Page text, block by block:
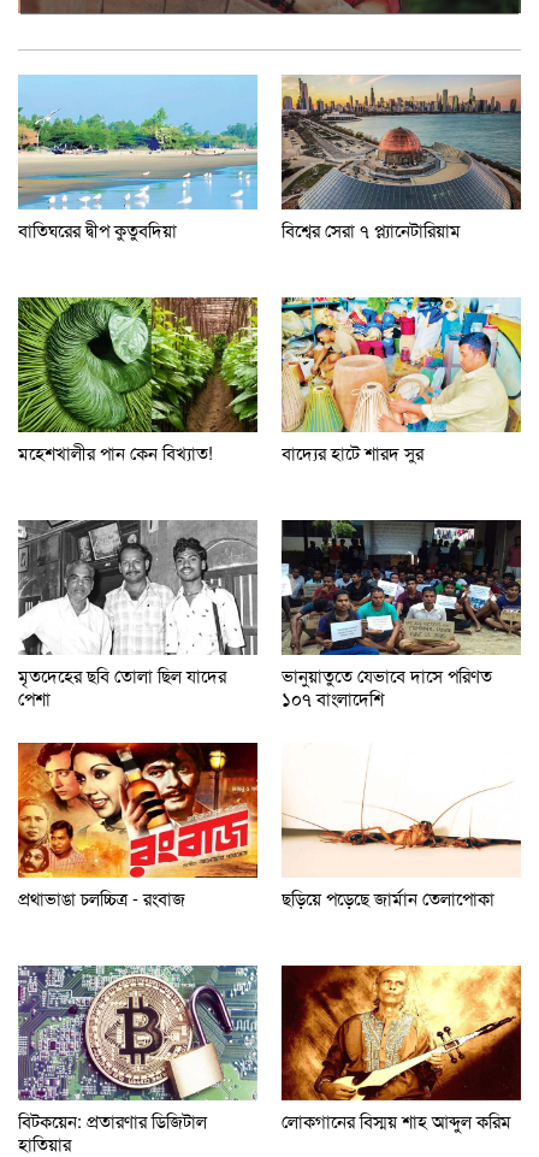
বাতিঘরের দ্বীপ কুতুবদিয়া বিশ্বের সেরা ৭ প্ল্যানেটারিয়াম
মহেশখালীর পান কেন বিখ্যাত! বাদ্যের হাটে শারদ সুর
মৃতদেহের ছবি তোলা ছিল যাদের
পেশা
ভানুয়াতুতে যেভাবে দাসে পরিণত
১০৭ বাংলাদেশি
প্রথাভাঙা চলচ্চিত্র - রংবাজ ছড়িয়ে পড়েছে জার্মান তেলাপোকা
বিটকয়েন: প্রতারণার ডিজিটাল
হাতিয়ার
লোকগানের বিস্ময় শাহ আব্দুল করিম